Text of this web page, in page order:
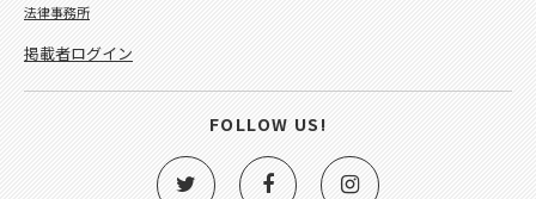
法律事務所
掲載者ログイン
FOLLOW US!